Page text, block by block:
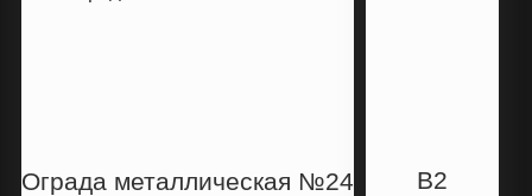
Ограда металлическая №24 B2